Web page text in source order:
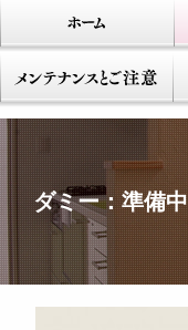
ダミー：準備中